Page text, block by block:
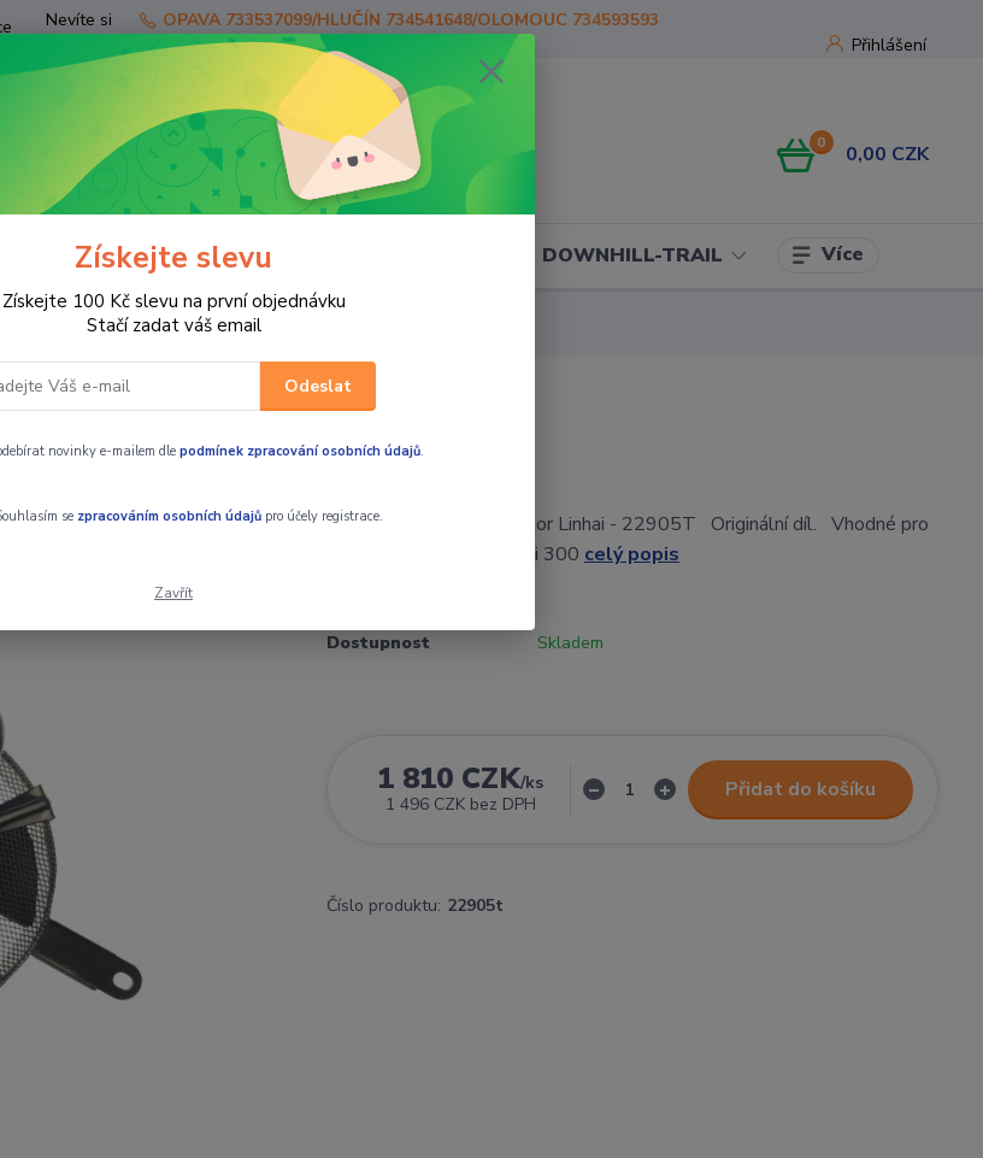
Přihlášení
Hledat
Nevíte si
rady?
Zavolejte.
OPAVA 733537099/HLUČÍN 734541648/OLOMOUC 734593593
0 0,00 CZK
SKÚTRY PRO JEZDCE DOWNHILL-TRAIL Více
LINHAI BLOWER ASSY ventilátor Linhai - 22905T
BLOWER ASSY ventilátor Linhai - 22905T Originální díl. Vhodné pro
modely: Linhai 260 Linhai 300 celý popis
Dostupnost Skladem
1 810 CZK/ks
1 496 CZK bez DPH
Přidat do košíku
Číslo produktu: 22905t
Získejte slevu
Získejte 100 Kč slevu na první objednávku
Stačí zadat váš email
Odeslat
novinky e-mailem dle podmínek zpracování osobních údajů.
se zpracováním osobních údajůpro účely registrace.
Zavřít